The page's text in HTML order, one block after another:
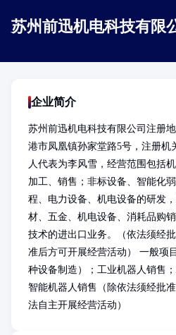
苏州前迅机电科技有限
企业简介
苏州前迅机电科技有限公司注册
港市凤凰镇孙家堂路5号，注册机
人代表为李风雪，经营范围包括
加工、销售；非标设备、智能化
程、电力设备、机电设备的研发
材、五金、机电设备、消耗品购
技术的进出口业务。（依法须经
准后方可开展经营活动） 一般项
种设备制造）；工业机器人销售
智能机器人销售（除依法须经批
法自主开展经营活动）